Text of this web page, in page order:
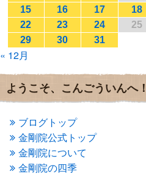
2017年2月(1)
2017年1月(2)
2016年12月(4)
2016年11月(3)
2016年10月
2016年8月
2016年7月
(3)
2016年5月(3)
2016年4月
(4)
2016年3月 (4)
2016年2月 (5)
2016年1月(3)
15 16 17 18
22
23 24 25
29
30 31
« 12月
ようこそ、こんごういんへ！
ブログトップ
金剛院公式トップ
金剛院について
金剛院の四季